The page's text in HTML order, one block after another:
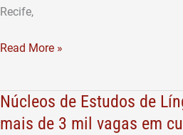
Recife,
Read More »
Núcleos de Estudos de
mais de 3 mil vagas em
Núcleos
de